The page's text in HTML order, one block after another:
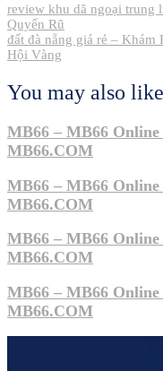
Post
navigation
review khu dã ngoại trung
Quyến Rũ
đất đà nẵng giá rẻ –
Hội Vàng
You may also
MB66 – MB66
MB66.COM
MB66 – MB66
MB66.COM
MB66 – MB66
MB66.COM
MB66 – MB66
MB66.COM